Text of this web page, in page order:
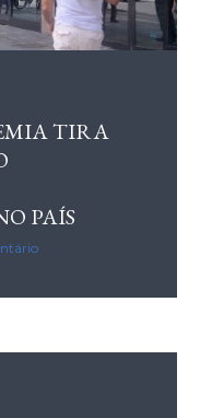
RECUA 3,8
FGV
TIRA
PAÍS